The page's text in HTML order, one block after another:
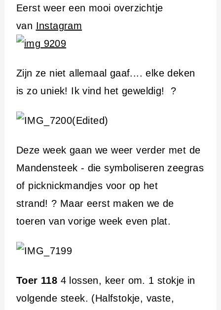
Eerst weer een mooi overzichtje
van Instagram
Zijn ze niet allemaal gaaf.... elke deken
is zo uniek! Ik vind het geweldig! ?
Deze week gaan we weer verder met de
Mandensteek - die symboliseren zeegras
of picknickmandjes voor op het
strand! ? Maar eerst maken we de
toeren van vorige week even plat.
Toer 118 4 lossen, keer om. 1 stokje in
volgende steek. (Halfstokje, vaste,